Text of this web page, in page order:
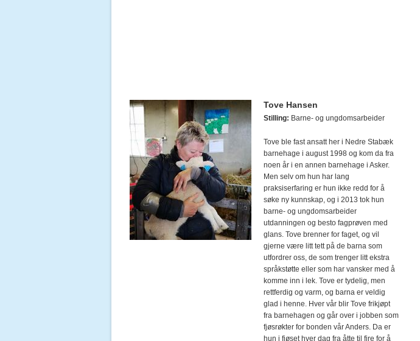
Tove Hansen
Stilling: Barne- og ungdomsarbeider
Tove ble fast ansatt her i Nedre Stabæk
barnehage i august 1998 og kom da fra
noen år i en annen barnehage i Asker.
Men selv om hun har lang
praksiserfaring er hun ikke redd for å
søke ny kunnskap, og i 2013 tok hun
barne- og ungdomsarbeider
utdanningen og besto fagprøven med
glans. Tove brenner for faget, og vil
gjerne være litt tett på de barna som
utfordrer oss, de som trenger litt ekstra
språkstøtte eller som har vansker med å
komme inn i lek. Tove er tydelig, men
rettferdig og varm, og barna er veldig
glad i henne. Hver vår blir Tove frikjøpt
fra barnehagen og går over i jobben som
fjøsrøkter for bonden vår Anders. Da er
hun i fjøset hver dag fra åtte til fire for å